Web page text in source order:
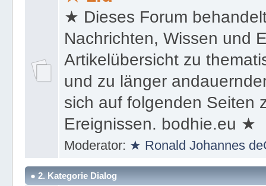
★ Dieses Forum
Nachrichten, Wissen und
Artikelübersicht zu
und zu länger
sich auf folgenden Seiten
Ereignissen. bodhie.eu ★
Moderator: ★ Ronald Johannes
● 2. Kategorie Dialog